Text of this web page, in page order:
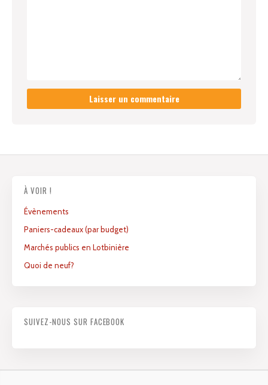
À VOIR !
Évènements
Paniers-cadeaux (par budget)
Marchés publics en Lotbinière
Quoi de neuf?
SUIVEZ-NOUS SUR FACEBOOK